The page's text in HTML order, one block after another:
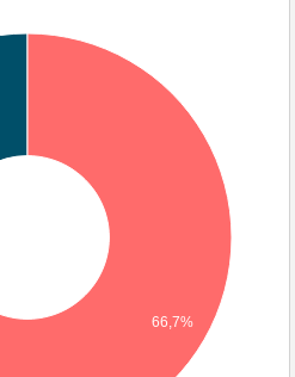
66,7%